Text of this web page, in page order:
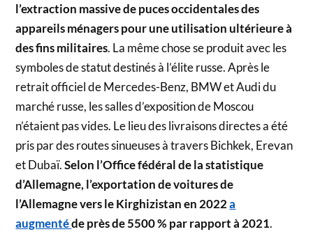
l’extraction massive de puces occidentales des
appareils ménagers pour une utilisation ultérieure à
des fins militaires. La même chose se produit avec les
symboles de statut destinés à l’élite russe. Après le
retrait officiel de Mercedes-Benz, BMW et Audi du
marché russe, les salles d’exposition de Moscou
n’étaient pas vides. Le lieu des livraisons directes a été
pris par des routes sinueuses à travers Bichkek, Erevan
et Dubaï.Selon l’Office fédéral de la statistique
d’Allemagne, l’exportation de voitures de
l’Allemagne vers le Kirghizistan en 2022a
augmentéde près de 5500 % par rapport à 2021.